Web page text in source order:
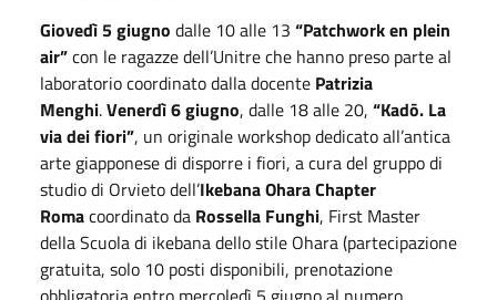
Giovedì 5 giugno dalle 10 alle 13 “Patchwork en plein
air”con le ragazze dell’Unitre che hanno preso parte al
laboratorio coordinato dalla docente Patrizia
Menghi.Venerdì 6 giugno, dalle 18 alle 20, “Kadō. La
via dei fiori”, un originale workshop dedicato all’antica
arte giapponese di disporre i fiori, a cura del gruppo di
studio di Orvieto dell’Ikebana Ohara Chapter
Romacoordinato da Rossella Funghi, First Master
della Scuola di ikebana dello stile Ohara (partecipazione
gratuita, solo 10 posti disponibili, prenotazione